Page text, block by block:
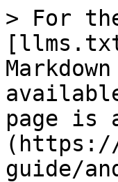
> For
page is
(https://
guide/